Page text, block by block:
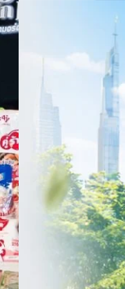
ครบรอบ 6 ปี สำนัก
TRANSITION ถ
เนื่องในโอกาสครบรอบ
เปลี่ยนมุมมองเกี่ยวกับ
ประยุกต์ใช้ได้จริง จาก
ประเทศไทยควรปรับตัว
ทั้งในมิติของภาครัฐ ภา
เศรษฐกิจ ปรับห่วงโซ่คุ
โดย ศาสตราจารย์ ดร.
วิทยาศาสตร์ วิจัยและนวั
สามารถนำ Green
วรรธน์ นิลกิจศรานนท์ ร
รัตนาภรณ์ ศรีนวลจันทร์
Read More
Game